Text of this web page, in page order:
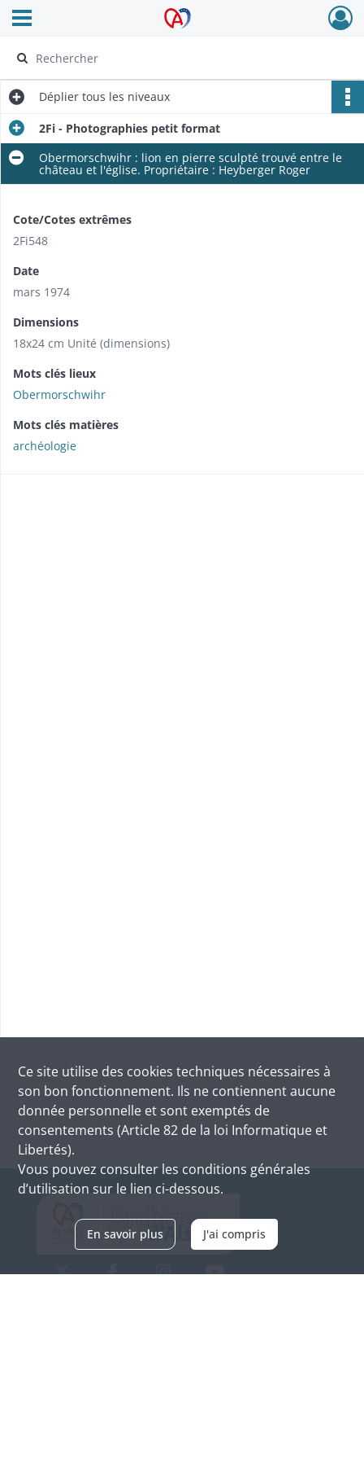
Archives Alsace - Colmar
Ouvrir le menu déroulant
Déplier tous les niveaux
2Fi - Photographies petit format
Obermorschwihr : lion en pierre sculpté trouvé entre le
château et l'église. Propriétaire : Heyberger Roger
Cote/Cotes extrêmes
2Fi548
Date
mars 1974
Dimensions
18x24 cm Unité (dimensions)
Mots clés lieux
Obermorschwihr
Mots clés matières
archéologie
Ce site utilise des cookies techniques nécessaires à
son bon fonctionnement. Ils ne contiennent aucune
donnée personnelle et sont exemptés de
consentements (Article 82 de la loi Informatique et
Libertés).
Vous pouvez consulter les conditions générales
d’utilisation sur le lien ci-dessous.
En savoir plus J'ai compris